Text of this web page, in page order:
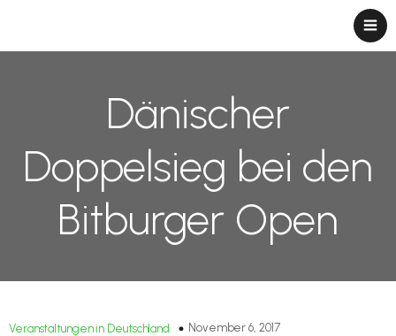
Dänischer
Doppelsieg bei den
Bitburger Open
Veranstaltungen in Deutschland November 6, 2017